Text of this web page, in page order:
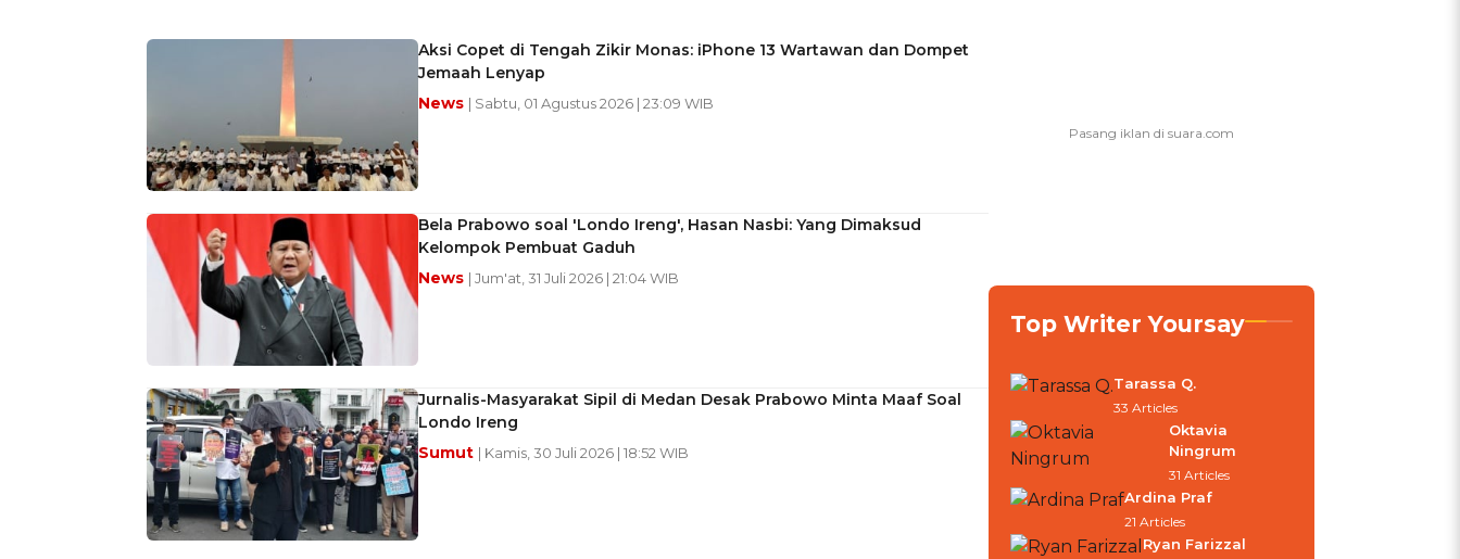
Aksi Copet di Tengah Zikir Monas: iPhone 13 Wartawan dan Dompet
Jemaah Lenyap
News | Sabtu, 01 Agustus 2026 | 23:09 WIB
Bela Prabowo soal 'Londo Ireng', Hasan Nasbi: Yang Dimaksud
Kelompok Pembuat Gaduh
News | Jum'at, 31 Juli 2026 | 21:04 WIB
Jurnalis-Masyarakat Sipil di Medan Desak Prabowo Minta Maaf Soal
Londo Ireng
Sumut | Kamis, 30 Juli 2026 | 18:52 WIB
Top Writer Yoursay
Tarassa Q.
33 Articles
Oktavia
Ningrum
31 Articles
Ardina Praf
21 Articles
Ryan Farizzal